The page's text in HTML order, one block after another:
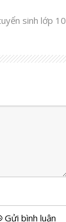
sinh lớp 10
Gửi bình luận